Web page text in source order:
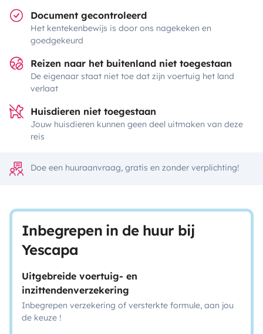
Document gecontroleerd
Het kentekenbewijs is door ons nagekeken en
goedgekeurd
Reizen naar het buitenland niet toegestaan
De eigenaar staat niet toe dat zijn voertuig het land
verlaat
Huisdieren niet toegestaan
Jouw huisdieren kunnen geen deel uitmaken van deze
reis
Doe een huuraanvraag, gratis en zonder verplichting!
Inbegrepen in de huur bij
Yescapa
Uitgebreide voertuig- en
inzittendenverzekering
Inbegrepen verzekering of versterkte formule, aan jou
de keuze !